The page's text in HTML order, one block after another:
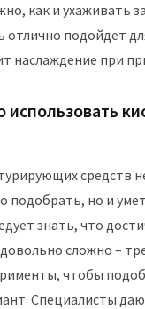
как и ухаживать
отлично подойдет
наслаждение при
использовать
средств
подобрать, но и
знать, что
сложно –
чтобы
Специалисты